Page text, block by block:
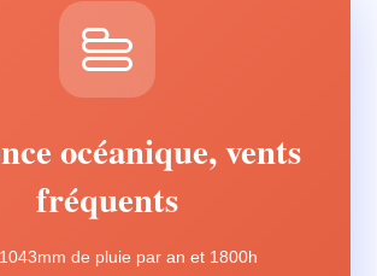
océanique, vents
fréquents
de pluie par an et 1800h